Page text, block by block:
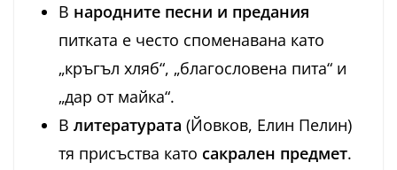
В народните песни и предания
питката е често споменавана като
„кръгъл хляб“, „благословена пита“ и
„дар от майка“.
В литературата (Йовков, Елин Пелин)
тя присъства като сакрален предмет.